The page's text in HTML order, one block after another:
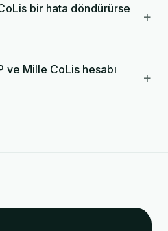
bir hata döndürürse
+
ve Mille CoLis hesabı
+